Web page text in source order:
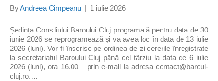
ByAndreea Cimpeanu | 1 iulie 2026
Ședința Consiliului Baroului Cluj programată pentru data de 30
iunie 2026 se reprogramează și va avea loc în data de 13 iulie
2026 (luni). Vor fi înscrise pe ordinea de zi cererile înregistrate
la secretariatul Baroului Cluj până cel târziu la data de 6 iulie
2026 (luni), ora 16.00 – prin e-mail la adresa contact@baroul-
cluj.ro.…